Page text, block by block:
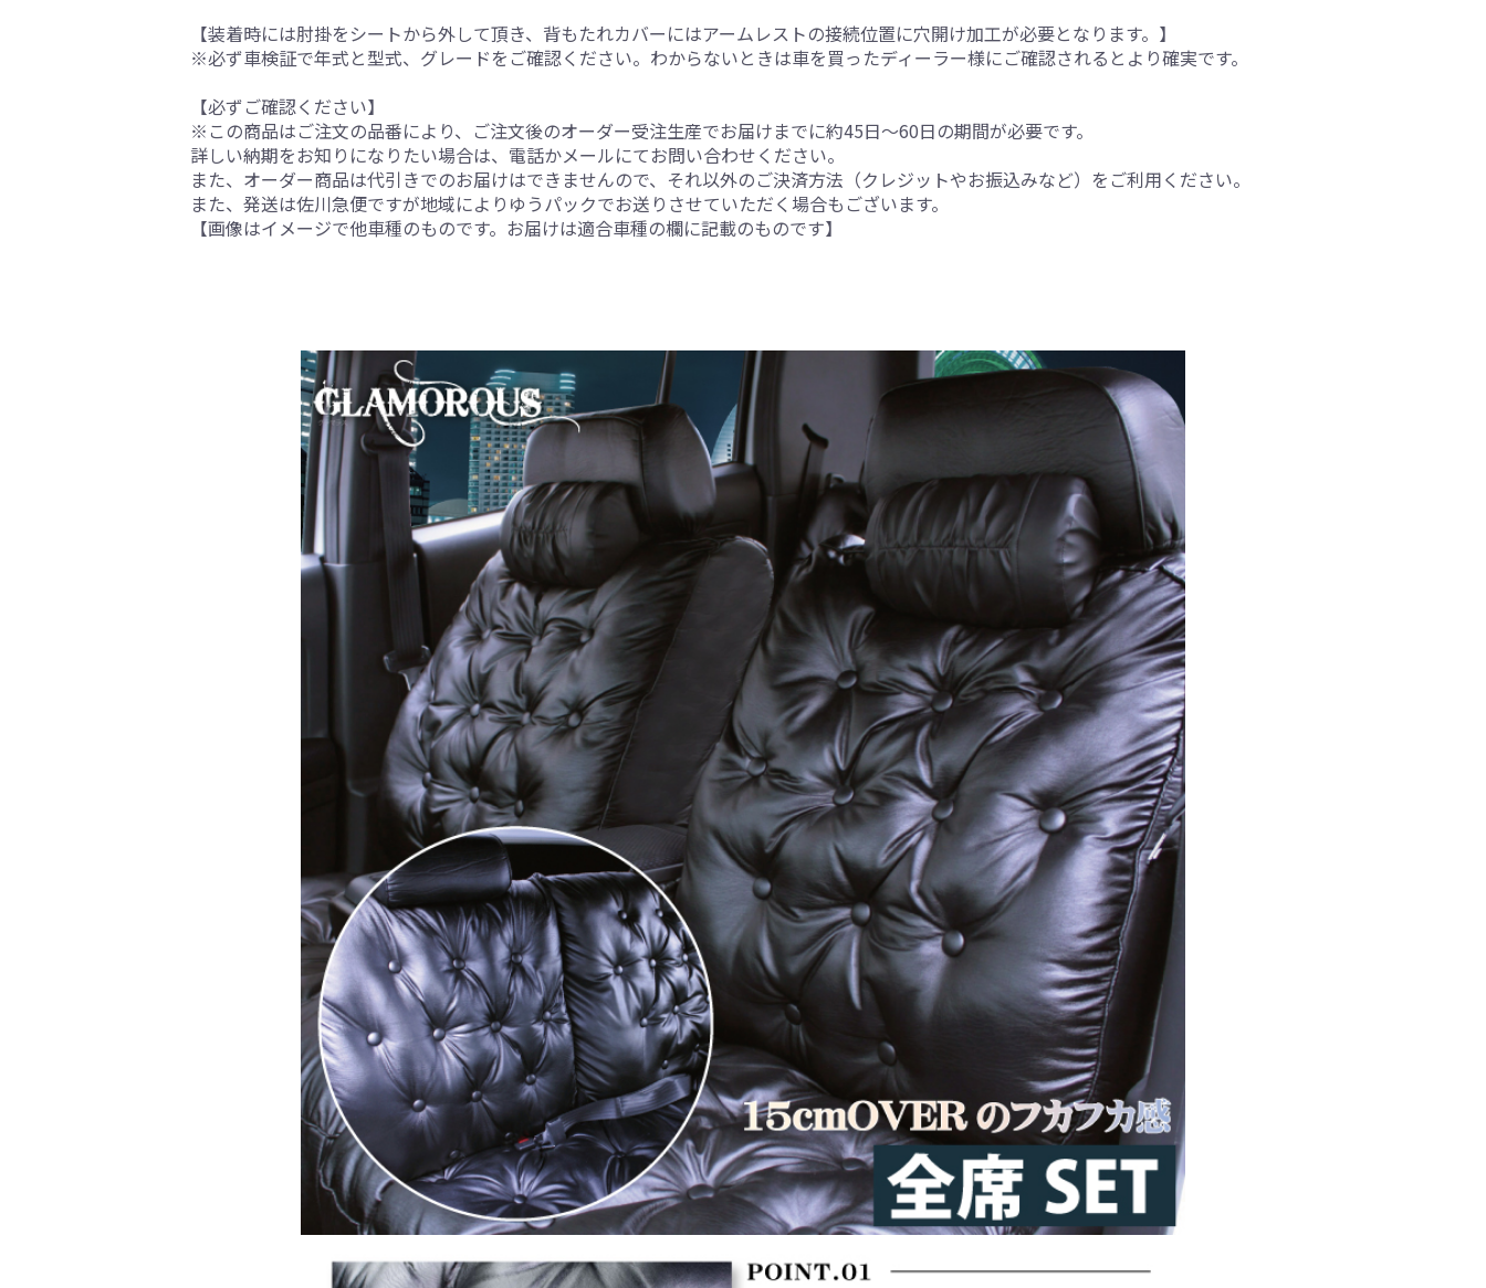
【装着時には肘掛をシートから外して頂き、背もたれカバーにはアームレストの接続位置に穴開け加工が必要となります。】
※必ず車検証で年式と型式、グレードをご確認ください。わからないときは車を買ったディーラー様にご確認されるとより確実です。
【必ずご確認ください】
※この商品はご注文の品番により、ご注文後のオーダー受注生産でお届けまでに約45日～60日の期間が必要です。
詳しい納期をお知りになりたい場合は、電話かメールにてお問い合わせください。
また、オーダー商品は代引きでのお届けはできませんので、それ以外のご決済方法（クレジットやお振込みなど）をご利用ください。
また、発送は佐川急便ですが地域によりゆうパックでお送りさせていただく場合もございます。
【画像はイメージで他車種のものです。お届けは適合車種の欄に記載のものです】